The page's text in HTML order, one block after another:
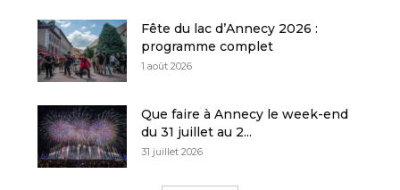
Fête du lac d’Annecy 2026 :
programme complet
1 août 2026
Que faire à Annecy le week-end
du 31 juillet au 2...
31 juillet 2026